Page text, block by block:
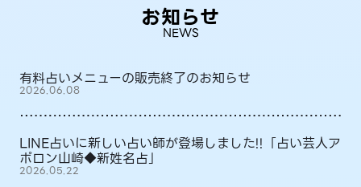
お知らせ
NEWS
有料占いメニューの販売終了のお知らせ
2026.06.08
LINE占いに新しい占い師が登場しました!!「占い芸人ア
ポロン山崎◆新姓名占」
2026.05.22